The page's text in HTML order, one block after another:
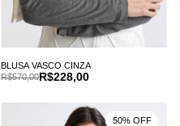
BLUSA VASCO CINZA
R$228,00
R$570,00
50% OFF